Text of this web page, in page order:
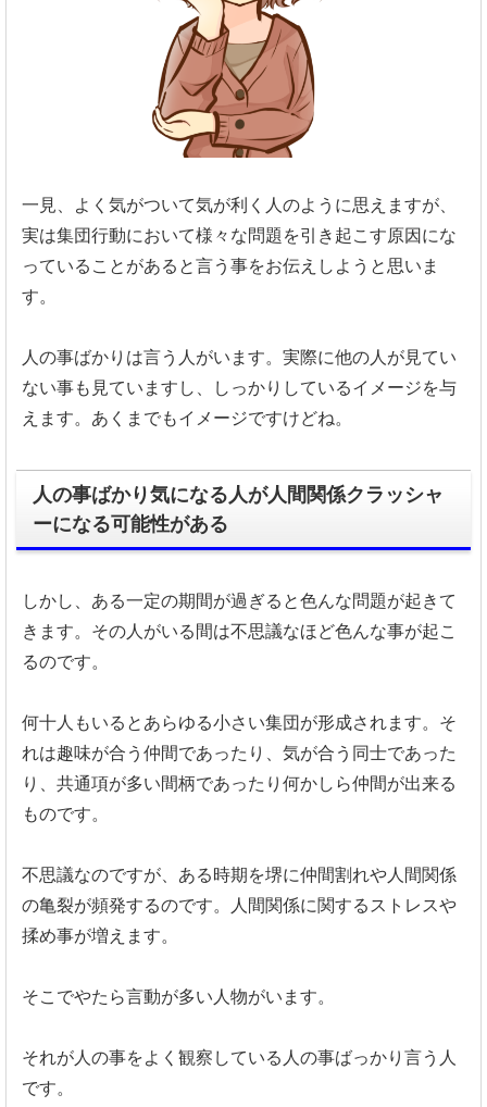
一見、よく気がついて気が利く人のように思えますが、
実は集団行動において様々な問題を引き起こす原因にな
っているこ とがあると言う事をお伝えしようと思いま
す。
人の事ばかりは言う人がいます。 実際に他の人が見てい
ない事も見ていますし、
しっかりしているイメージを与
えます。 あくまでもイメージですけどね。
人の事ばかり気になる人が人間関係クラッシャ
ーになる可能性がある
しかし、ある一定の期間が過ぎると色んな問題が起きて
きます。 その人がいる間は不思議なほど色んな事が起こ
るのです。
何十人もいるとあらゆる小さい集団が形成されます。 そ
れは趣味が合う仲間であったり、気が合う同士であった
り、 共通項が多い間柄であったり何かしら仲間が出来る
ものです。
不思議なのですが、 ある時期を堺に仲間割れや人間関係
の亀裂が頻発するのです。
人間関係に関するストレスや
揉め事が増えます。
そこでやたら言動が多い人物がいます。
それが人の事をよく観察している人の事ばっかり言う人
です。